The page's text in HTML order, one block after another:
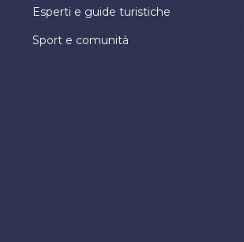
Esperti e guide turistiche
Sport e comunità